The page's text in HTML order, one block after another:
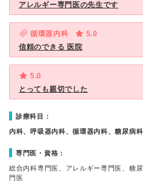
アレルギー専門医の先生です
循環器内科
5.0
信頼のできる 医院
5.0
とっても親切でした
診療科目：
内科、呼吸器内科、循環器内科、糖尿病
専門医・資格：
総合内科専門医、アレルギー専門医、糖
門医